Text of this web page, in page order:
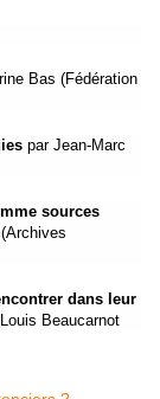
Bas (Fédération
par Jean-Marc
sources
dans leur
Beaucarnot